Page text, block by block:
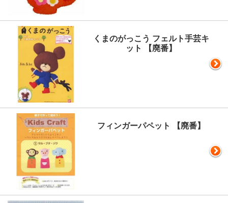
くまのがっこう フェルト手芸キ
ット 【廃番】
フィンガーパペット 【廃番】